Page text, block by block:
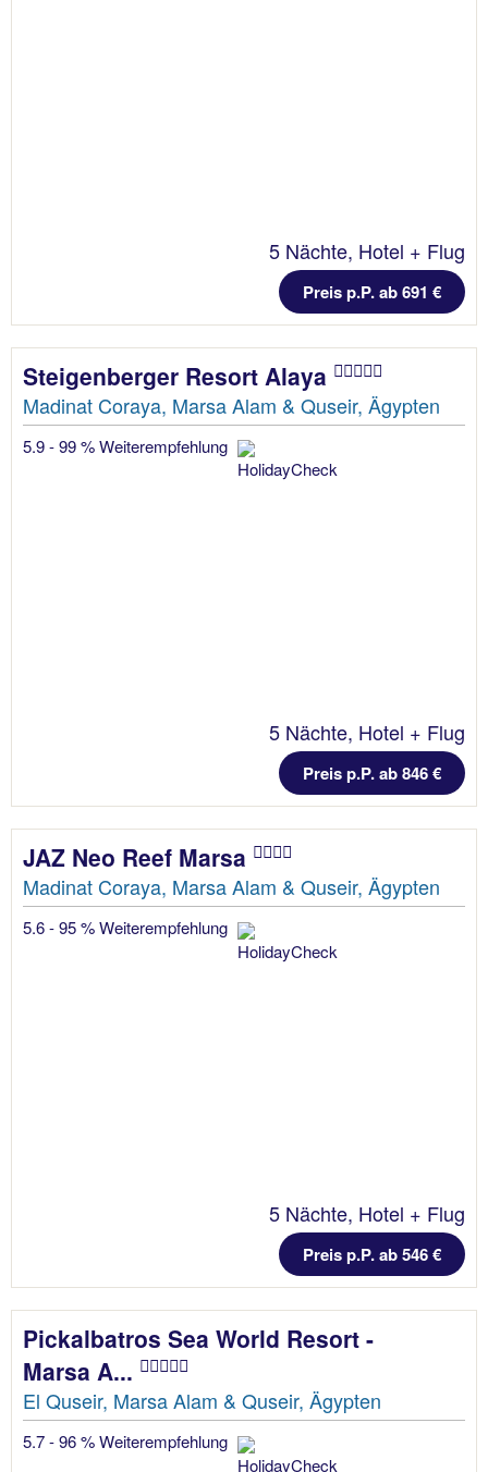
5 Nächte, Hotel + Flug
Preis p.P. ab 691 €
Steigenberger Resort Alaya
Madinat Coraya, Marsa Alam & Quseir, Ägypten
5.9 - 99 % Weiterempfehlung
5 Nächte, Hotel + Flug
Preis p.P. ab 846 €
JAZ Neo Reef Marsa
Madinat Coraya, Marsa Alam & Quseir, Ägypten
5.6 - 95 % Weiterempfehlung
5 Nächte, Hotel + Flug
Preis p.P. ab 546 €
Pickalbatros Sea World Resort -
Marsa A...
El Quseir, Marsa Alam & Quseir, Ägypten
5.7 - 96 % Weiterempfehlung